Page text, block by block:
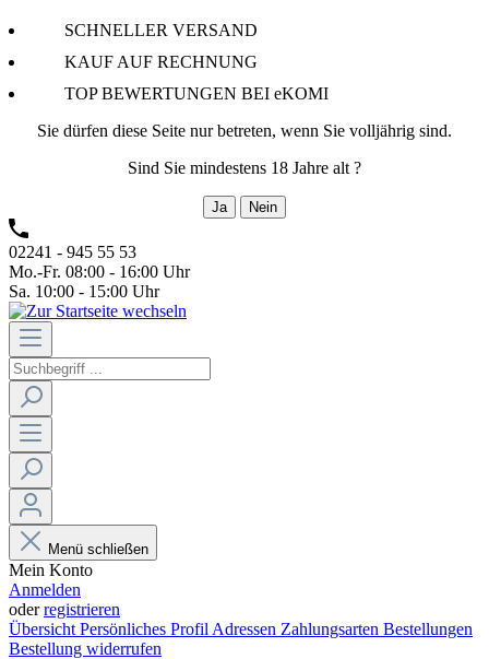
SCHNELLER VERSAND
KAUF AUF RECHNUNG
TOP BEWERTUNGEN BEI eKOMI
Sie dürfen diese Seite nur betreten, wenn Sie volljährig sind.
Sind Sie mindestens 18 Jahre alt ?
Ja Nein
02241 - 945 55 53
Mo.-Fr. 08:00 - 16:00 Uhr
Sa. 10:00 - 15:00 Uhr
Menü schließen
Mein Konto
Anmelden
oderregistrieren
Übersicht Persönliches Profil Adressen Zahlungsarten Bestellungen
Bestellung widerrufen